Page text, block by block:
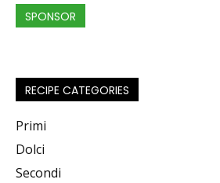
SPONSOR
RECIPE CATEGORIES
Primi
Dolci
Secondi